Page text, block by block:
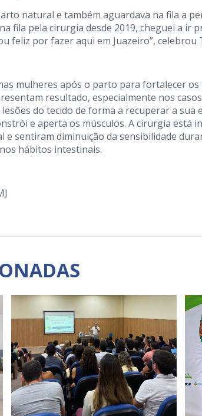
natural e também aguardava na fila a
fila pela cirurgia desde 2019, cheguei a ir
feliz por fazer aqui em Juazeiro”, celebrou
mulheres após o parto para fortalecer os
resultado, especialmente nos
do tecido de forma a recuperar a sua
e aperta os músculos. A cirurgia está
sentiram diminuição da sensibilidade
hábitos intestinais.